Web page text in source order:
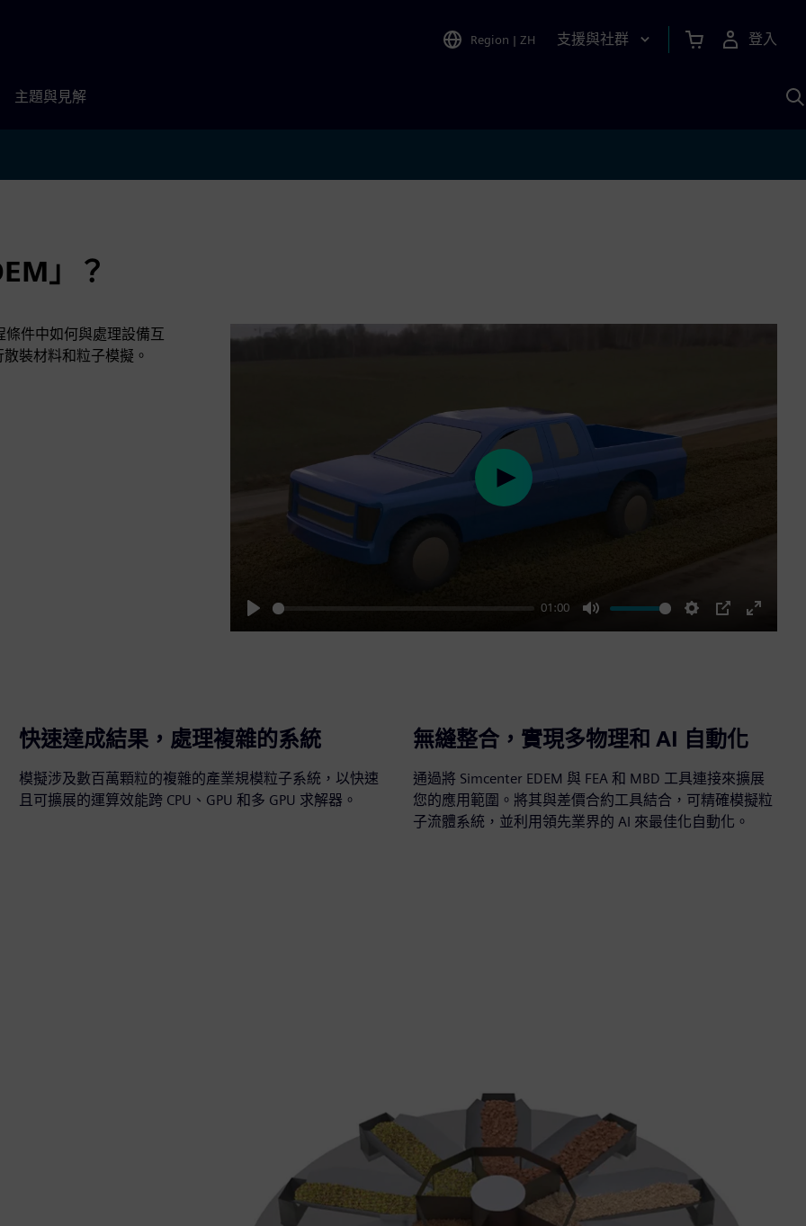
Region | ZH 支援與社群 登入
主題與見解
」？
條件中如何與處理設備互
裝材料和粒子模擬。
Play
01:00
Mute Settings
PIP
Enter
Play
快速達成結果，處理複雜的系統
模擬涉及數百萬顆粒的複雜的產業規模粒子系統，以快速
且可擴展的運算效能跨 CPU、GPU 和多 GPU 求解器。
無縫整合，實現多物理和 AI 自動化
通過將 Simcenter EDEM 與 FEA 和 MBD 工具連接來擴展
您的應用範圍。將其與差價合約工具結合，可精確模擬粒
子流體系統，並利用領先業界的 AI 來最佳化自動化。